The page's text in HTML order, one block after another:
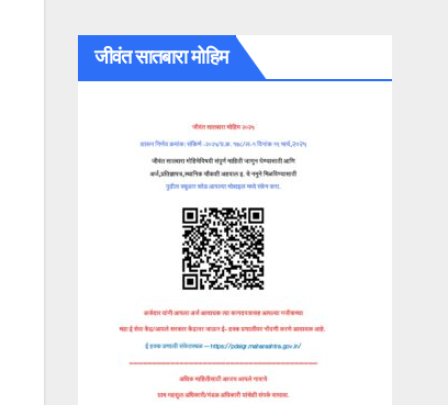
जीवंत सातबारा मोहिम